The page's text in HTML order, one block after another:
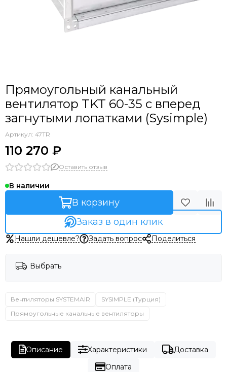
Прямоугольный канальный
вентилятор TKT 60-35 с вперед
загнутыми лопатками (Sysimple)
Артикул: 47TR
110 270 ₽
Оставить отзыв
В наличии
В корзину
Заказ в один клик
Нашли дешевле? Задать вопрос Поделиться
Выбрать
Вентиляторы SYSTEMAIR
SYSIMPLE (Турция)
Прямоугольные канальные вентиляторы
Описание Характеристики
Доставка
Оплата